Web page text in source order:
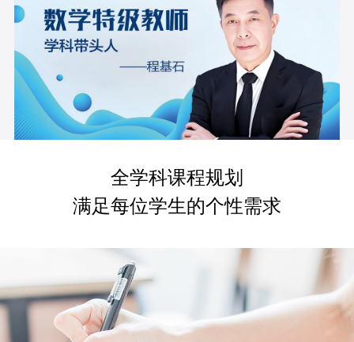
全学科课程规划
满足每位学生的个性需求